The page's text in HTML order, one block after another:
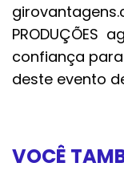
PRODUÇÕES
confiança
deste evento
VOCÊ